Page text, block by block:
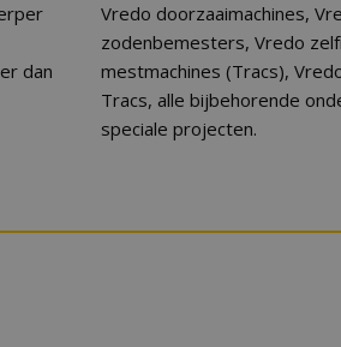
dan
Vredo doorzaaimachines,
zodenbemesters, Vredo
mestmachines (Tracs),
Tracs, alle bijbehorende
speciale projecten.